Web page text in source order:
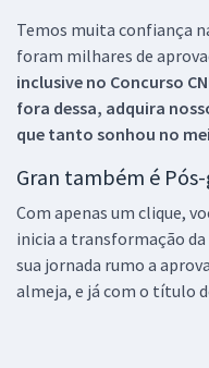
Temos muita confiança
foram milhares de
inclusive no Concurso
fora dessa, adquira
que tanto sonhou no
Gran também é
Com apenas um clique,
inicia a transformação
sua jornada rumo a
almeja, e já com o título